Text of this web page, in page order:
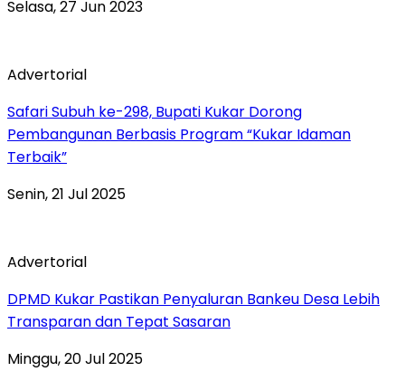
Selasa, 27 Jun 2023
Advertorial
Safari Subuh ke-298, Bupati Kukar Dorong
Pembangunan Berbasis Program “Kukar Idaman
Terbaik”
Senin, 21 Jul 2025
Advertorial
DPMD Kukar Pastikan Penyaluran Bankeu Desa Lebih
Transparan dan Tepat Sasaran
Minggu, 20 Jul 2025